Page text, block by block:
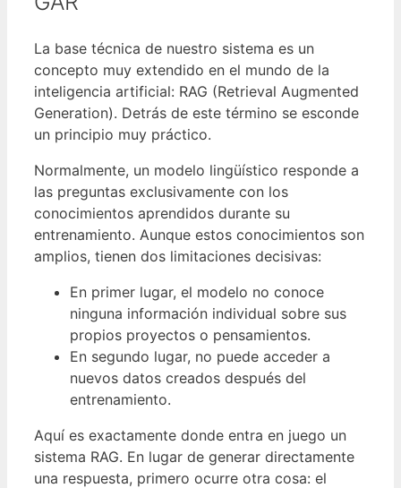
La base técnica de nuestro sistema es un
concepto muy extendido en el mundo de la
inteligencia artificial: RAG (Retrieval Augmented
Generation). Detrás de este término se esconde
un principio muy práctico.
Normalmente, un modelo lingüístico responde a
las preguntas exclusivamente con los
conocimientos aprendidos durante su
entrenamiento. Aunque estos conocimientos son
amplios, tienen dos limitaciones decisivas:
En primer lugar, el modelo no conoce
ninguna información individual sobre sus
propios proyectos o pensamientos.
En segundo lugar, no puede acceder a
nuevos datos creados después del
entrenamiento.
Aquí es exactamente donde entra en juego un
sistema RAG. En lugar de generar directamente
una respuesta, primero ocurre otra cosa: el